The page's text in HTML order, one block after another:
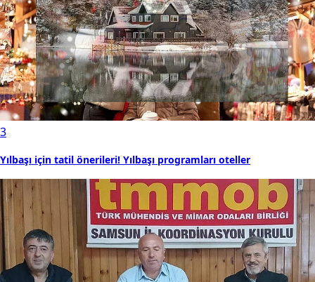
3
Yılbaşı için tatil önerileri! Yılbaşı programları oteller